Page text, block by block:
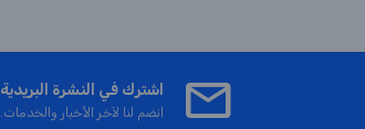
اشترك في النشرة البريدية
انضم لنا لآخر الأخبار والخدمات.